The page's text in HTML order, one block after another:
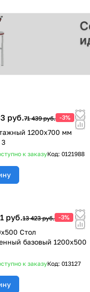
руб.71 439 руб. -3%
1200х700 мм
3
к заказуКод: 0121988
руб.13 423 руб. -3%
Стол
базовый 1200x500
к заказуКод: 013127